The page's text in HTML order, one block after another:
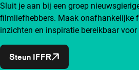
Sluit je aan bij een groep
filmliefhebbers. Maak onafhankelijke
inzichten en inspiratie bereikbaar voor
Steun IFFR